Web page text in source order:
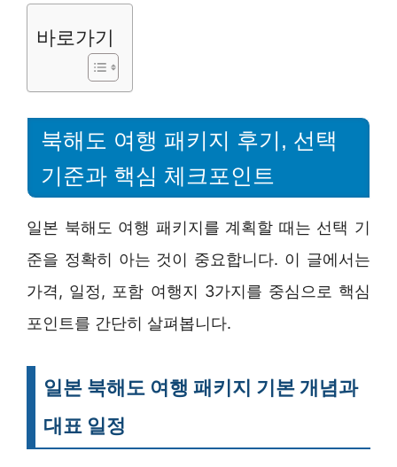
바로가기
북해도 여행 패키지 후기, 선택
기준과 핵심 체크포인트
일본 북해도 여행 패키지를 계획할 때는 선택 기
준을 정확히 아는 것이 중요합니다. 이 글에서는
가격, 일정, 포함 여행지 3가지를 중심으로 핵심
포인트를 간단히 살펴봅니다.
일본 북해도 여행 패키지 기본 개념과
대표 일정